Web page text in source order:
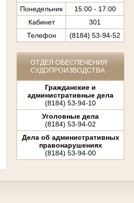
Понедельник
15:00 - 17:00
Кабинет
301
Телефон
(8184) 53-94-52
ОТДЕЛ ОБЕСПЕЧЕНИЯ
СУДОПРОИЗВОДСТВА
Гражданские и
административные дела
(8184) 53-94-10
Уголовные дела
(8184) 53-94-02
Дела об административных
правонарушениях
(8184) 53-94-00